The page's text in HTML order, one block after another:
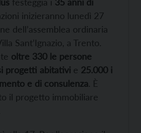
inizieranno lunedì 27
dell’assemblea ordinaria
Sant’Ignazio, a Trento.
oltre 330 le persone
progetti abitativi e 25.000 i
e di consulenza. È
il progetto immobiliare